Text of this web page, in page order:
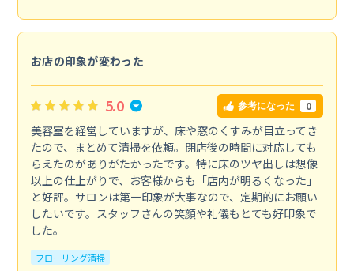
お店の印象が変わった
5.0 参考になった 0
美容室を経営していますが、床や窓のくすみが目立ってき
たので、まとめて清掃を依頼。閉店後の時間に対応しても
らえたのがありがたかったです。特に床のツヤ出しは想像
以上の仕上がりで、お客様からも「店内が明るくなった」
と好評。サロンは第一印象が大事なので、定期的にお願い
したいです。スタッフさんの笑顔や礼儀もとても好印象で
した。
フローリング清掃